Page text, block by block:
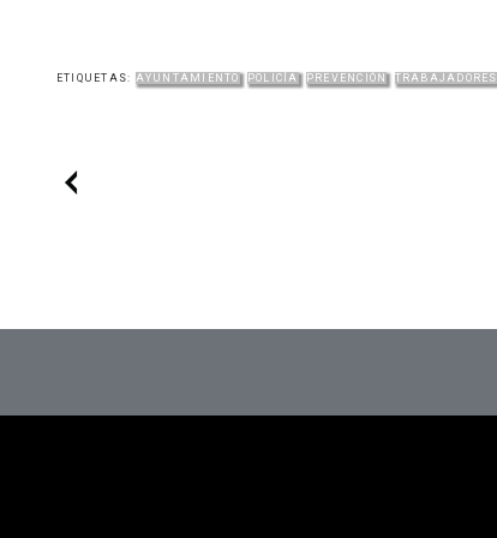
ETIQUETAS: AYUNTAMIENTO POLICÍA PREVENCIÓN TRABAJADORES